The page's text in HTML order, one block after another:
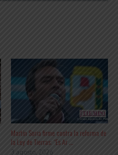
Martín Soria firme contra la reforma de
la Ley de Tierras: “Es Ar ...
3 agosto, 2026